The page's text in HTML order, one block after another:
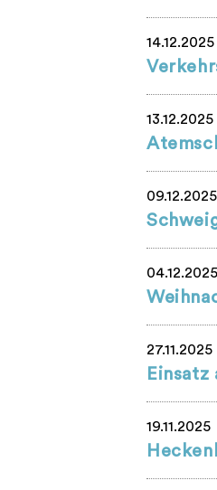
14.12.2025
13.12.2025
09.12.2025
04.12.2025
27.11.2025
19.11.2025